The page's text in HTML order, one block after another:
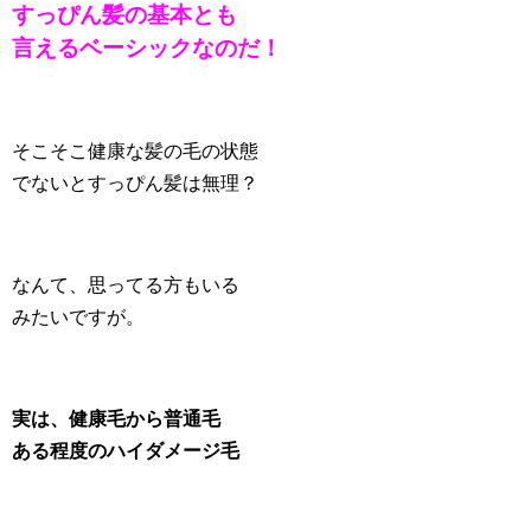
すっぴん髪の基本とも
言えるベーシックなのだ！
そこそこ健康な髪の毛の状態
でないとすっぴん髪は無理？
なんて、思ってる方もいる
みたいですが。
実は、健康毛から普通毛
ある程度のハイダメージ毛